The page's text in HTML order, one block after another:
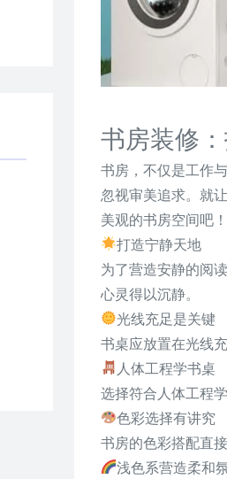
书房装修
书房，不仅是工作
忽视审美追求。就
美观的书房空间吧！
打造宁静天地
为了营造安静的阅
心灵得以沉静。
光线充足是关键
书桌应放置在光线
人体工程学书桌
选择符合人体工程
色彩选择有讲究
书房的色彩搭配直
浅色系营造柔和